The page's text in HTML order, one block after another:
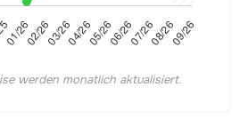
werden monatlich aktualisiert.